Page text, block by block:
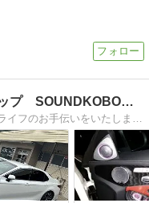
福岡県のカーオーディオショップ SOUNDKOBO（サウン…